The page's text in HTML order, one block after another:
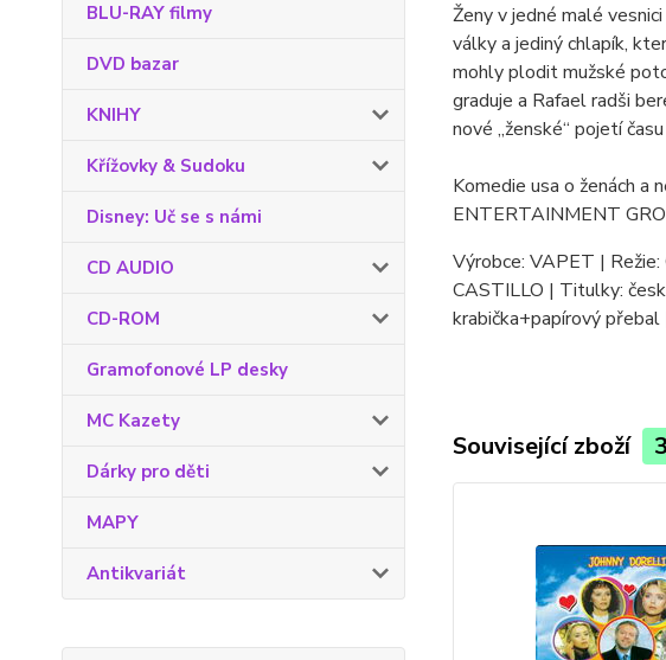
BLU-RAY filmy
DVD bazar
KNIHY
Křížovky & Sudoku
Disney: Uč se s námi
CD AUDIO
CD-ROM
Gramofonové LP desky
MC Kazety
Dárky pro děti
MAPY
Antikvariát
Ženy v jedné malé
války a jediný chlapík,
mohly plodit mužské
graduje a Rafael radši
nové „ženské“ pojetí
Komedie usa o ženách a
ENTERTAINMENT
Výrobce: VAPET |
CASTILLO | Titulky:
krabička+papírový
Související zboží 3